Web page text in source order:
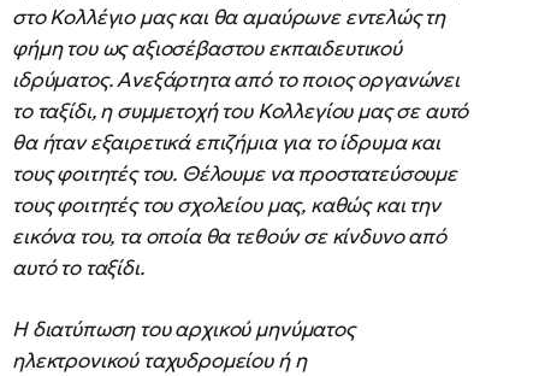
στο Κολλέγιο μας και θα αμαύρωνε εντελώς τη
φήμη του ως αξιοσέβαστου εκπαιδευτικού
ιδρύματος. Ανεξάρτητα από το ποιος οργανώνει
το ταξίδι, η συμμετοχή του Κολλεγίου μας σε αυτό
θα ήταν εξαιρετικά επιζήμια για το ίδρυμα και
τους φοιτητές του. Θέλουμε να προστατεύσουμε
τους φοιτητές του σχολείου μας, καθώς και την
εικόνα του, τα οποία θα τεθούν σε κίνδυνο από
αυτό το ταξίδι.
Η διατύπωση του αρχικού μηνύματος
ηλεκτρονικού ταχυδρομείου ή η